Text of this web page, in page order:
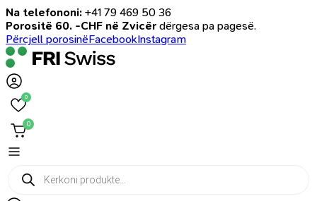
Na telefononi: +41 79 469 50 36
Porositë 60. -CHF në Zvicër dërgesa pa pagesë.
Përcjell porosinëFacebookInstagram
0
0
Products
search